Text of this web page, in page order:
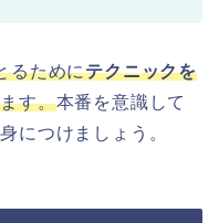
るためにテクニックを
す。本番を意識して
につけましょう。